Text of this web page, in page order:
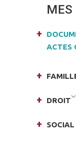
MES
ACTES
DROIT